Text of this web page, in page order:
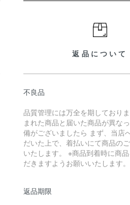
返品について
不良品
品質管理には万全を期しており
まれた商品と届いた商品が異な
備がございましたら まず、当店
だいた上で、着払いにて商品の
いたします。 ※商品到着時に商
だきますようお願いいたします。
返品期限